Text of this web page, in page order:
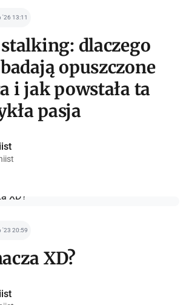
'26 13:11
dlaczego
opuszczone
i jak powstała ta
pasja
'23 20:59
XD?